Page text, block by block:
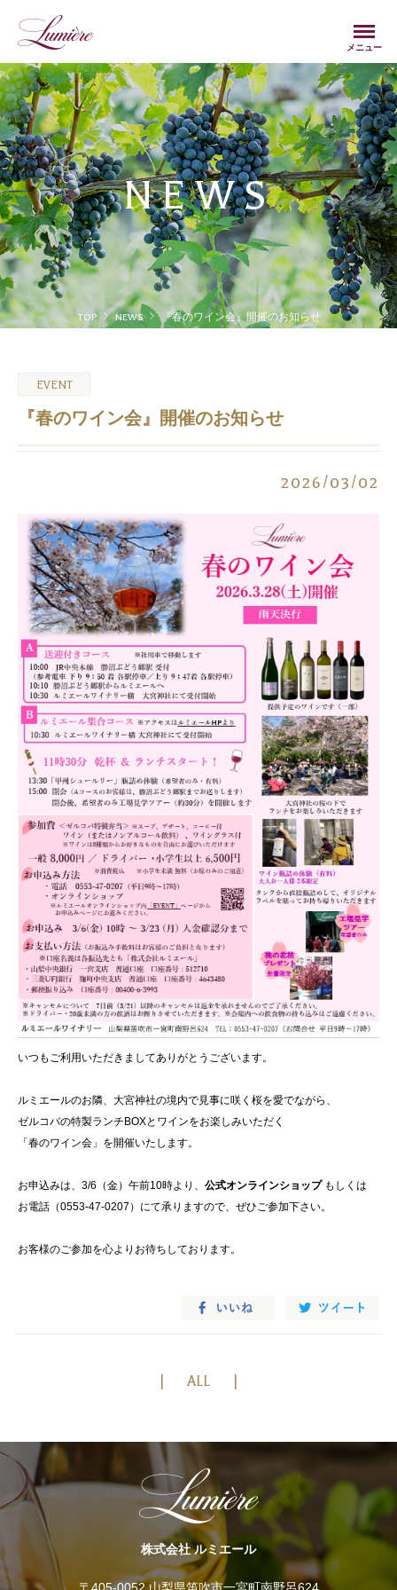
メニュー
NEWS
TOP NEWS 『春のワイン会』開催のお知らせ
EVENT
『春のワイン会』開催のお知らせ
2026/03/02
いつもご利用いただきましてありがとうございます。
ルミエールのお隣、大宮神社の境内で見事に咲く桜を愛でながら、
ゼルコバの特製ランチBOXとワインをお楽しみいただく
「春のワイン会」を開催いたします。
お申込みは、3/6（金）午前10時より、 公式オンラインショップもしくは
お電話（0553-47-0207）にて承りますので、ぜひご参加下さい。
お客様のご参加を心よりお待ちしております。
ALL
株式会社 ルミエール
〒405-0052 山梨県笛吹市一宮町南野呂624